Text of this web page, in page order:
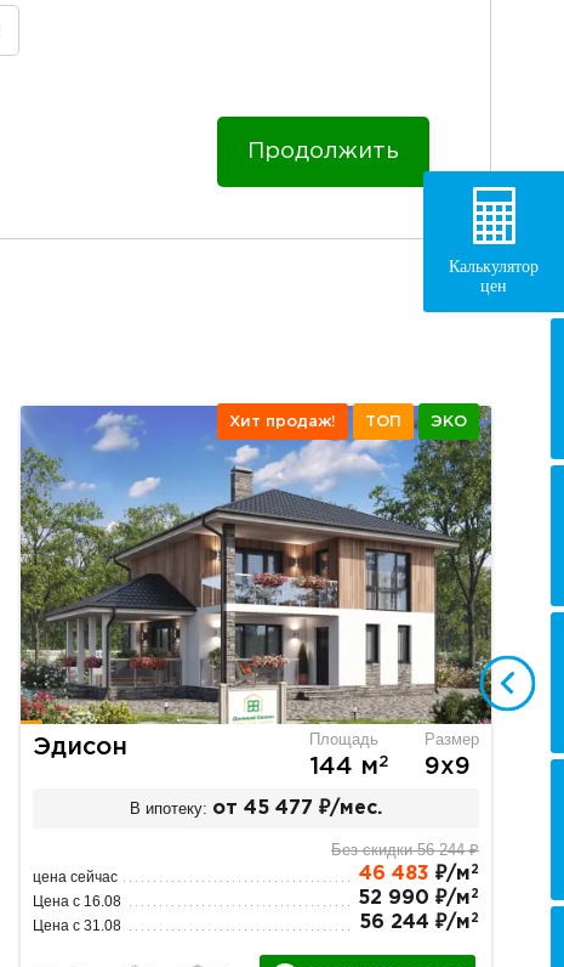
Продолжить
Хит продаж! ТОП ЭКО
Эдисон Площадь
144 м2
Размер
9х9
В ипотеку: от 45 477 ₽/мес.
Без скидки 56 244 ₽
цена сейчас 46 483 ₽/м 2
Цена с 16.08 52 990 ₽/м 2
Цена с 31.08 56 244 ₽/м 2
Калькулятор
цен